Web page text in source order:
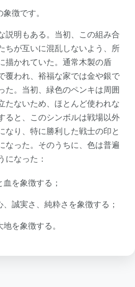
徴です。
説明もある。当初、この組み合
ちが互いに混乱しないよう、所
描かれていた。通常木製の盾
覆われ、裕福な家では金や銀で
た。当初、緑色のペンキは周囲
たないため、ほとんど使われな
ると、このシンボルは戦場以外
なり、特に勝利した戦士の印と
なった。そのうちに、色は普遍
になった：
を象徴する；
、誠実さ、純粋さを象徴する；
を象徴する。